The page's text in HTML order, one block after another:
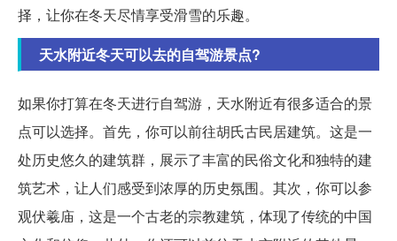
择，让你在冬天尽情享受滑雪的乐趣。
天水附近冬天可以去的自驾游景点?
如果你打算在冬天进行自驾游，天水附近有很多适合的景
点可以选择。首先，你可以前往胡氏古民居建筑。这是一
处历史悠久的建筑群，展示了丰富的民俗文化和独特的建
筑艺术，让人们感受到浓厚的历史氛围。其次，你可以参
观伏羲庙，这是一个古老的宗教建筑，体现了传统的中国